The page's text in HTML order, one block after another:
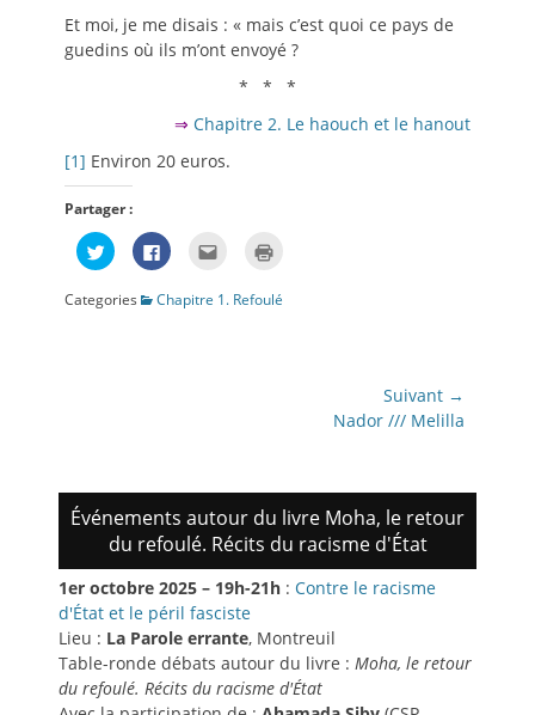
Et moi, je me disais : « mais c’est quoi ce pays de
guedins où ils m’ont envoyé ?
* * *
⇒ Chapitre 2. Le haouch et le hanout
[1] Environ 20 euros.
Partager :
Cliquez
pour
partager
sur
Twitter(ouvre
Cliquez
pour
sur
Facebook(ouvre
Cliquez
par
e-
dans
une
Categories Chapitre 1. Refoulé
Suivant →
Nador /// Melilla
Événements autour du livre Moha, le retour
du refoulé. Récits du racisme d'État
1er octobre 2025 – 19h-21h : Contre le racisme
d'État et le péril fasciste
Lieu : La Parole errante, Montreuil
Table-ronde débats autour du livre : Moha, le retour
du refoulé. Récits du racisme d'État